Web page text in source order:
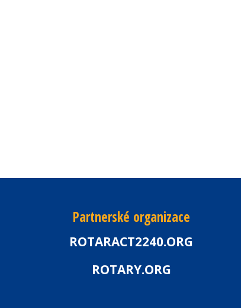
Partnerské organizace
ROTARACT2240.ORG
ROTARY.ORG